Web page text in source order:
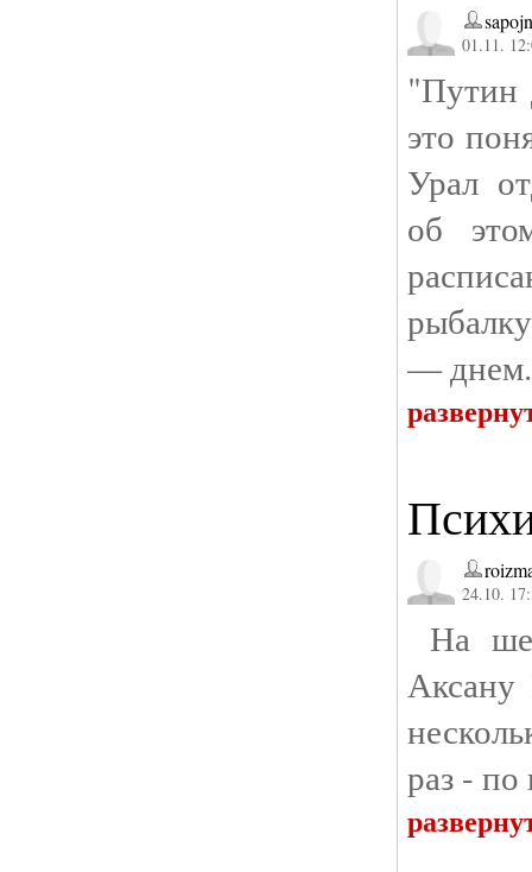
01.11.
"Путин
это
Урал
об
— днем.
24.10.
На
Аксану
раз - по